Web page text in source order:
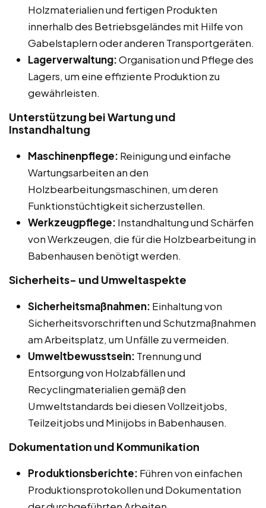
Holzmaterialien und fertigen Produkten
innerhalb des Betriebsgeländes mit Hilfe von
Gabelstaplern oder anderen Transportgeräten.
Lagerverwaltung:Organisation und Pflege des
Lagers, um eine effiziente Produktion zu
gewährleisten.
Unterstützung bei Wartung und
Instandhaltung
Maschinenpflege: Reinigung und einfache
Wartungsarbeiten an den
Holzbearbeitungsmaschinen, um deren
Funktionstüchtigkeit sicherzustellen.
Werkzeugpflege: Instandhaltung und Schärfen
von Werkzeugen, die für die Holzbearbeitung in
Babenhausen benötigt werden.
Sicherheits- und Umweltaspekte
Sicherheitsmaßnahmen: Einhaltung von
Sicherheitsvorschriften und Schutzmaßnahmen
am Arbeitsplatz, um Unfälle zu vermeiden.
Umweltbewusstsein: Trennung und
Entsorgung von Holzabfällen und
Recyclingmaterialien gemäß den
Umweltstandards bei diesen Vollzeitjobs,
Teilzeitjobs und Minijobs in Babenhausen.
Dokumentation und Kommunikation
Produktionsberichte: Führen von einfachen
Produktionsprotokollen und Dokumentation